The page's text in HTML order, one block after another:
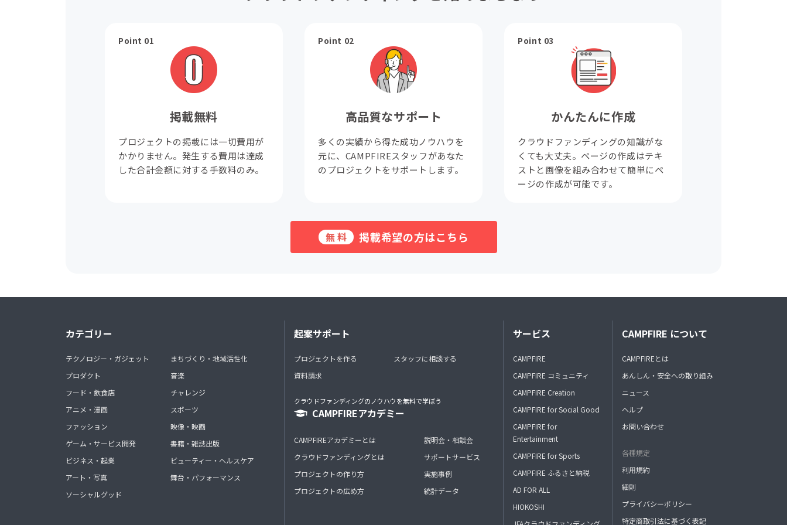
Point 01
掲載無料
プロジェクトの掲載には一切費用が
かかりません。発生する費用は達成
した合計金額に対する手数料のみ。
Point 02
高品質なサポート
多くの実績から得た成功ノウハウを
元に、CAMPFIREスタッフがあなた
のプロジェクトをサポートします。
Point 03
かんたんに作成
クラウドファンディングの知識がな
くても大丈夫。ページの作成はテキ
ストと画像を組み合わせて簡単にペ
ージの作成が可能です。
無料 掲載希望の方はこちら
カテゴリー
テクノロジー・ガジェット
プロダクト
フード・飲食店
アニメ・漫画
ファッション
ゲーム・サービス開発
ビジネス・起業
アート・写真
ソーシャルグッド
まちづくり・地域活性化
音楽
チャレンジ
スポーツ
映像・映画
書籍・雑誌出版
ビューティー・ヘルスケア
舞台・パフォーマンス
起案サポート
プロジェクトを作る
資料請求
スタッフに相談する
クラウドファンディングのノウハウを無料で学ぼう
CAMPFIREアカデミー
CAMPFIREアカデミーとは
クラウドファンディングとは
プロジェクトの作り方
プロジェクトの広め方
説明会・相談会
サポートサービス
実施事例
統計データ
サービス
CAMPFIRE
CAMPFIRE コミュニティ
CAMPFIRE Creation
CAMPFIRE for Social Good
CAMPFIRE for
Entertainment
CAMPFIRE for Sports
CAMPFIRE ふるさと納税
AD FOR ALL
HIOKOSHI
CAMPFIRE について
CAMPFIREとは
あんしん・安全への取り組み
ニュース
ヘルプ
お問い合わせ
各種規定
利用規約
細則
プライバシーポリシー
特定商取引法に基づく表記